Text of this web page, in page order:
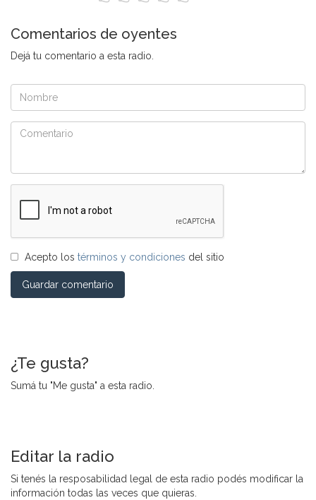
Comentarios de oyentes
Dejá tu comentario a esta radio.
Acepto los términos y condiciones del sitio
Guardar comentario
¿Te gusta?
Sumá tu "Me gusta" a esta radio.
Editar la radio
Si tenés la resposabilidad legal de esta radio podés modificar la
información todas las veces que quieras.